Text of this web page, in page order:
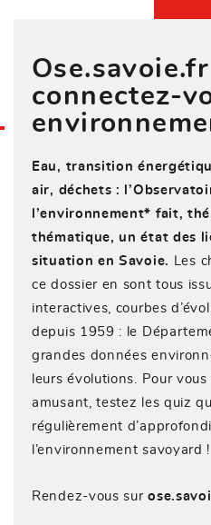
connectez-
Eau, transition
air, déchets :
l’environnement* fait,
thématique, un état des
situation en Savoie. Les
ce dossier en sont tous
interactives, courbes
depuis 1959 : le
grandes données
leurs évolutions. Pour
amusant, testez les quiz
régulièrement
l’environnement savoyard !
Rendez-vous sur